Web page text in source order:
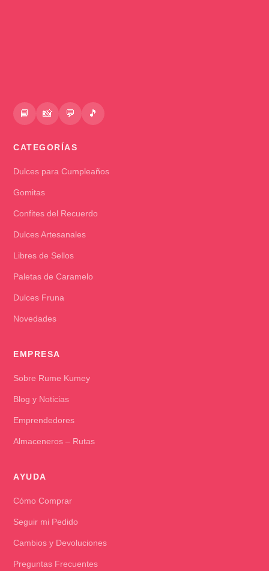
📘 📸 💬 🎵
CATEGORÍAS
Dulces para Cumpleaños
Gomitas
Confites del Recuerdo
Dulces Artesanales
Libres de Sellos
Paletas de Caramelo
Dulces Fruna
Novedades
EMPRESA
Sobre Rume Kumey
Blog y Noticias
Emprendedores
Almaceneros – Rutas
AYUDA
Cómo Comprar
Seguir mi Pedido
Cambios y Devoluciones
Preguntas Frecuentes